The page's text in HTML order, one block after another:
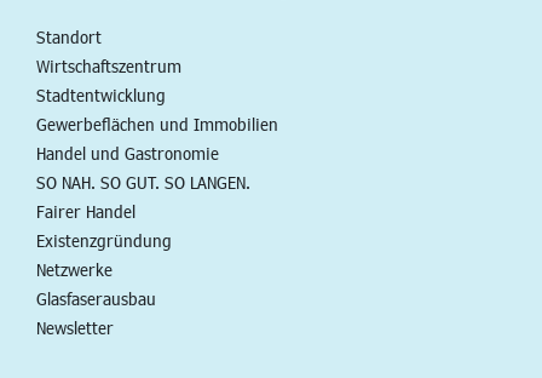
Standort
Wirtschaftszentrum
Stadtentwicklung
Gewerbeflächen und Immobilien
Handel und Gastronomie
SO NAH. SO GUT. SO LANGEN.
Fairer Handel
Existenzgründung
Netzwerke
Glasfaserausbau
Newsletter